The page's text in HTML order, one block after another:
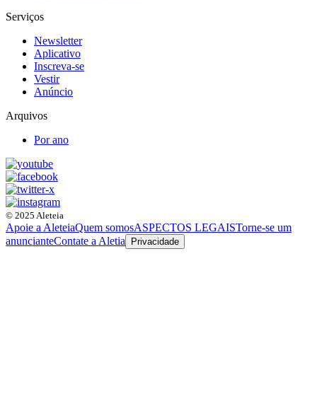
Serviços
Newsletter
Aplicativo
Inscreva-se
Vestir
Anúncio
Arquivos
Por ano
© 2025 Aleteia
Apoie a AleteiaQuem somosASPECTOS LEGAISTorne-se um
anuncianteContate a Aletia Privacidade